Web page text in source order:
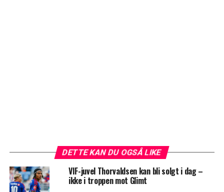
DETTE KAN DU OGSÅ LIKE
VIF-juvel Thorvaldsen kan bli solgt i dag –
ikke i troppen mot Glimt